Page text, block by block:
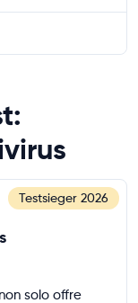
Testsieger 2026
solo offre